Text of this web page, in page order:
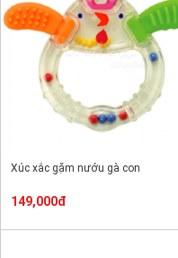
Xúc xắc gặm nướu gà con
149,000đ